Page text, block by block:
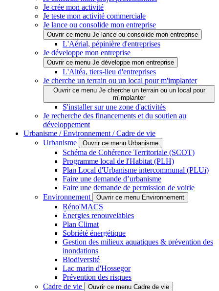
Je crée mon activité
Je teste mon activité commerciale
Je lance ou consolide mon entreprise
Ouvrir ce menu Je lance ou consolide mon entreprise
L'Aérial, pépinière d'entreprises
Je développe mon entreprise
Ouvrir ce menu Je développe mon entreprise
L'Altéa, tiers-lieu d'entreprises
Je cherche un terrain ou un local pour m'implanter
Ouvrir ce menu Je cherche un terrain ou un local pour
m'implanter
S'installer sur une zone d'activités
Je recherche des financements et du soutien au
développement
Urbanisme / Environnement / Cadre de vie
Urbanisme
Ouvrir ce menu Urbanisme
Schéma de Cohérence Territoriale (SCOT)
Programme local de l'Habitat (PLH)
Plan Local d'Urbanisme intercommunal (PLUi)
Faire une demande d’urbanisme
Faire une demande de permission de voirie
Environnement
Ouvrir ce menu Environnement
Réno'MACS
Énergies renouvelables
Plan Climat
Sobriété énergétique
Gestion des milieux aquatiques & prévention des
inondations
Biodiversité
Lac marin d'Hossegor
Prévention des risques
Cadre de vie
Ouvrir ce menu Cadre de vie